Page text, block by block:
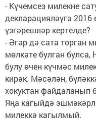
- Күчемсез милекне
декларацияләүгә
үзгәрешләр кертелде?
- Әгәр дә сата торган
мөлкәте булган
булу өчен күчмәс
кирәк. Мәсәлән,
хокуктан файдаланып
Яңа кагыйдә
милеккә кагылмый.